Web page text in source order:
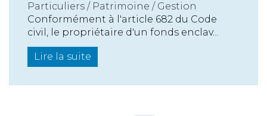
Particuliers / Patrimoine / Gestion
Conformément à l'article 682 du Code
civil, le propriétaire d'un fonds enclav...
Lire la suite